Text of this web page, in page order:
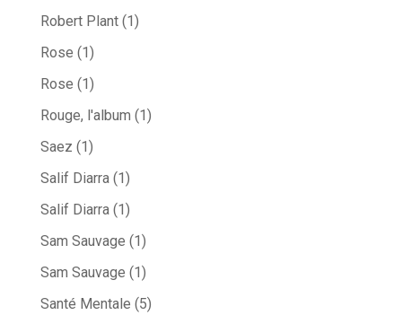
Robert Plant(1)
Rose (1)
Rose (1)
Rouge, l'album (1)
Saez (1)
Salif Diarra(1)
Salif Diarra(1)
Sam Sauvage (1)
Sam Sauvage (1)
Santé Mentale (5)